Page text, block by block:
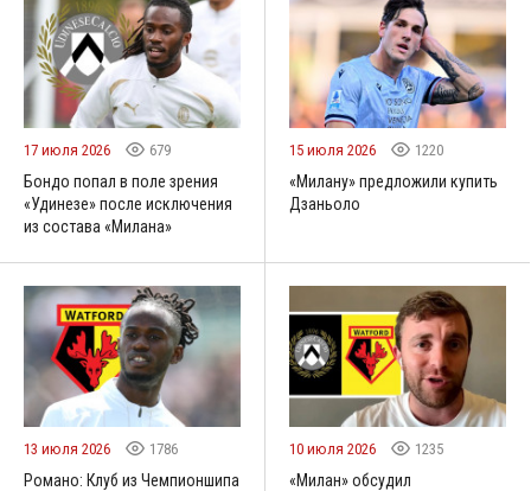
17 июля 2026 679
Бондо попал в поле зрения
«Удинезе» после исключения
из состава «Милана»
15 июля 2026 1220
«Милану» предложили купить
Дзаньоло
13 июля 2026 1786
Романо: Клуб из Чемпионшипа
10 июля 2026 1235
«Милан» обсудил